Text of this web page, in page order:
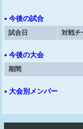
• 今後の試合
試合日
対戦チ
• 今後の大会
期間
• 大会別メンバー